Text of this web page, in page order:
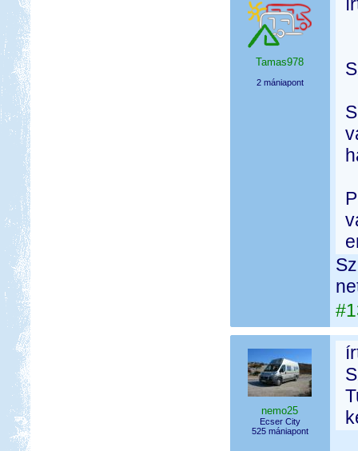
Tamas978
2 mániapont
nemo25
Ecser City
525 mániapont